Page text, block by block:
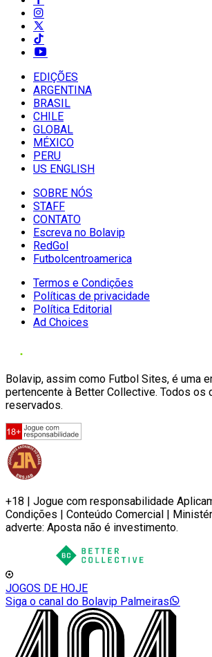
EDIÇÕES
ARGENTINA
BRASIL
CHILE
GLOBAL
MÉXICO
PERU
US ENGLISH
SOBRE NÓS
STAFF
CONTATO
Escreva no Bolavip
RedGol
Futbolcentroamerica
Termos e Condições
Políticas de privacidade
Política Editorial
Ad Choices
Bolavip, assim como Futbol Sites, é uma
pertencente à Better Collective. Todos os
reservados.
+18 | Jogue com responsabilidade
Condições | Conteúdo Comercial |
adverte: Aposta não é investimento.
JOGOS DE HOJE
Siga o canal do Bolavip Palmeiras